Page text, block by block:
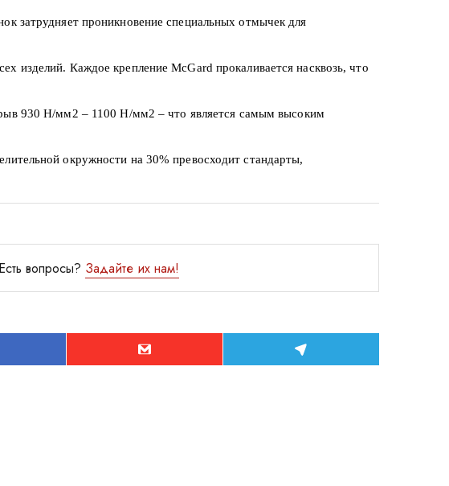
затрудняет проникновение специальных отмычек для
изделий. Каждое крепление McGard прокаливается насквозь, что
930 Н/мм2 – 1100 Н/мм2 – что является самым высоким
окружности на 30% превосходит стандарты,
Есть вопросы? Задайте их нам!